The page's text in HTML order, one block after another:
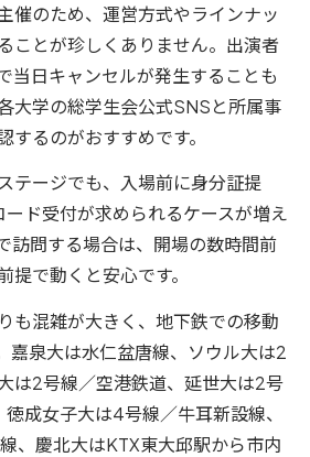
催のため、運営方式やラインナッ
ことが珍しくありません。出演者
当日キャンセルが発生することも
大学の総学生会公式SNSと所属事
するのがおすすめです。
テージでも、入場前に身分証提
ド受付が求められるケースが増え
訪問する場合は、開場の数時間前
提で動くと安心です。
も混雑が大きく、地下鉄での移動
嘉泉大は水仁盆唐線、ソウル大は2
は2号線／空港鉄道、延世大は2号
成女子大は4号線／牛耳新設線、
、慶北大はKTX東大邱駅から市内